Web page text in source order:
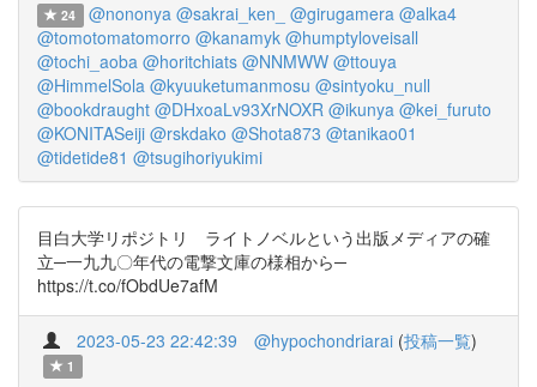
24 @nononya @sakrai_ken_ @girugamera @alka4
@tomotomatomorro @kanamyk @humptyloveisall
@tochi_aoba @horitchiats @NNMWW @ttouya
@HimmelSola @kyuuketumanmosu @sintyoku_null
@bookdraught @DHxoaLv93XrNOXR @ikunya @kei_furuto
@KONITASeiji @rskdako @Shota873 @tanikao01
@tidetide81 @tsugihoriyukimi
目白大学リポジトリ ライトノベルという出版メディアの確
立─一九九〇年代の電撃文庫の様相から─
https://t.co/fObdUe7afM
2023-05-23 22:42:39 @hypochondriarai (投稿一覧)
1